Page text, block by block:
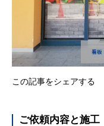
この記事をシェアする
ご依頼内容と施工